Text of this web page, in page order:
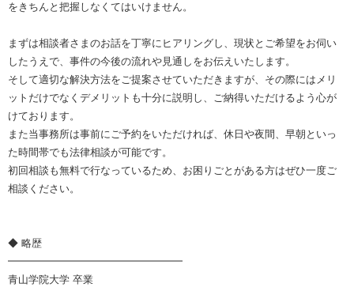
をきちんと把握しなくてはいけません。
まずは相談者さまのお話を丁寧にヒアリングし、現状とご希望をお伺い
したうえで、事件の今後の流れや見通しをお伝えいたします。
そして適切な解決方法をご提案させていただきますが、その際にはメリ
ットだけでなくデメリットも十分に説明し、ご納得いただけるよう心が
けております。
また当事務所は事前にご予約をいただければ、休日や夜間、早朝といっ
た時間帯でも法律相談が可能です。
初回相談も無料で行なっているため、お困りごとがある方はぜひ一度ご
相談ください。
◆ 略歴
━━━━━━━━━━━━━━━━━
青山学院大学 卒業